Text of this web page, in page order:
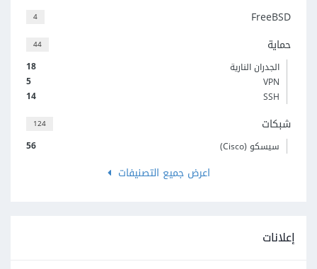
4 FreeBSD
44 حماية
18
الجدران النارية
5
VPN
14
SSH
124 شبكات
56 سيسكو (Cisco)
اعرض جميع التصنيفات
إعلانات